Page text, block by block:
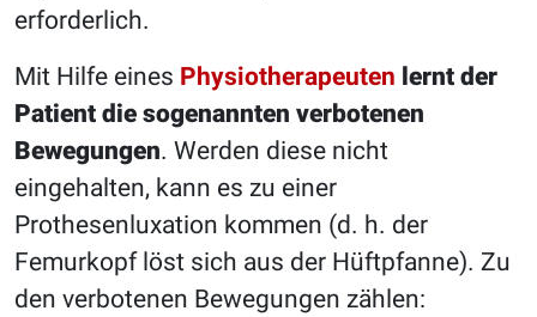
erforderlich.
Mit Hilfe eines Physiotherapeuten lernt der
Patient die sogenannten verbotenen
Bewegungen. Werden diese nicht
eingehalten, kann es zu einer
Prothesenluxation kommen (d. h. der
Femurkopf löst sich aus der Hüftpfanne). Zu
den verbotenen Bewegungen zählen: